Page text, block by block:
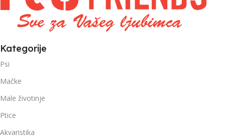
Kategorije
Psi
Mačke
Male životinje
Ptice
Akvaristika